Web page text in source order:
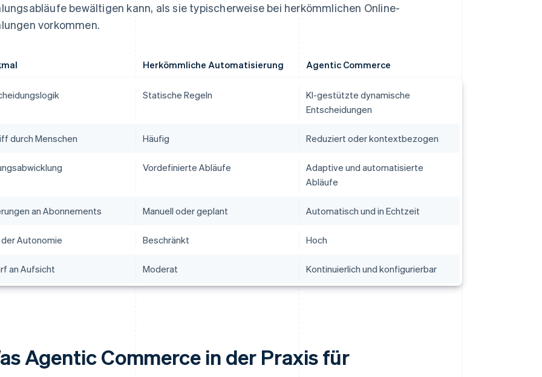
bewältigen kann, als sie typischerweise bei herkömmlichen Online-
vorkommen.
Herkömmliche Automatisierung Agentic Commerce
Statische Regeln
KI-gestützte dynamische
Entscheidungen
durch Menschen Häufig Reduziert oder kontextbezogen
Vordefinierte Abläufe
Adaptive und automatisierte
Abläufe
an Abonnements Manuell oder geplant Automatisch und in Echtzeit
Autonomie Beschränkt Hoch
an Aufsicht Moderat Kontinuierlich und konfigurierbar
Agentic Commerce in der Praxis für